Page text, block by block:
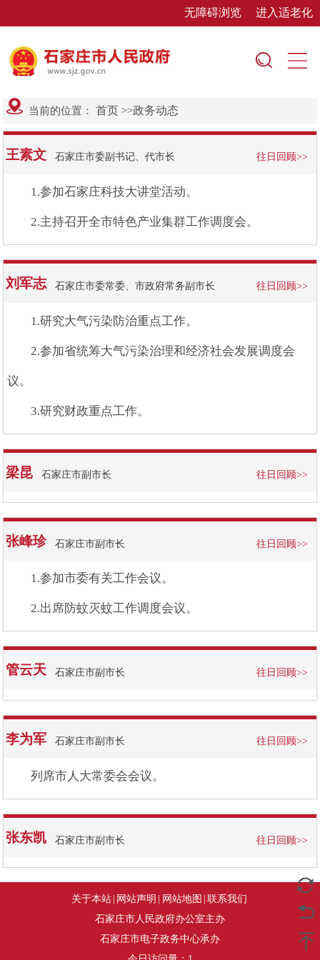
无障碍浏览 进入适老化
当前的位置： 首页 >>政务动态
王素文 石家庄市委副书记、代市长 往日回顾>>
1.参加石家庄科技大讲堂活动。
2.主持召开全市特色产业集群工作调度会。
刘军志 石家庄市委常委、市政府常务副市长 往日回顾>>
1.研究大气污染防治重点工作。
2.参加省统筹大气污染治理和经济社会发展调度会
议。
3.研究财政重点工作。
梁昆 石家庄市副市长 往日回顾>>
张峰珍 石家庄市副市长 往日回顾>>
1.参加市委有关工作会议。
2.出席防蚊灭蚊工作调度会议。
管云天 石家庄市副市长 往日回顾>>
李为军 石家庄市副市长 往日回顾>>
列席市人大常委会会议。
张东凯 石家庄市副市长 往日回顾>>
关于本站 | 网站声明 | 网站地图 |联系我们
石家庄市人民政府办公室主办
石家庄市电子政务中心承办